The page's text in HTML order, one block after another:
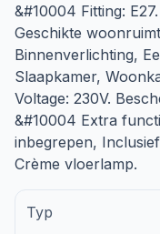
&#10004 Fitting:
Geschikte
Binnenverlichting,
Slaapkamer,
Voltage: 230V.
&#10004 Extra
inbegrepen,
Crème vloerlamp.
Typ